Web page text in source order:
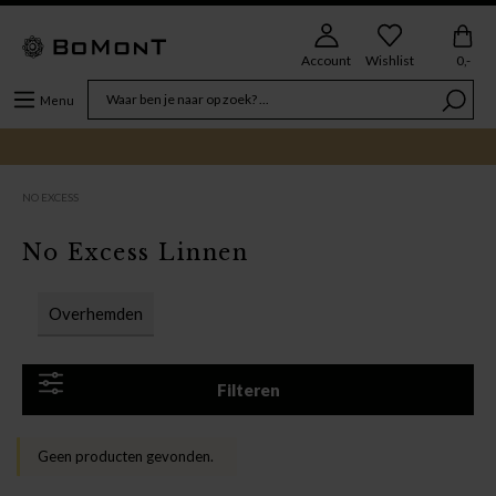
Menu
Account Wishlist 0,-
NO EXCESS
Overhemden
Filteren
No Excess Linnen
Geen producten gevonden.